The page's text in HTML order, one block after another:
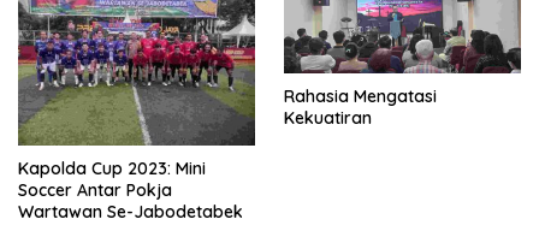
Kapolda Cup 2023: Mini
Soccer Antar Pokja
Wartawan Se-Jabodetabek
Rahasia Mengatasi
Kekuatiran